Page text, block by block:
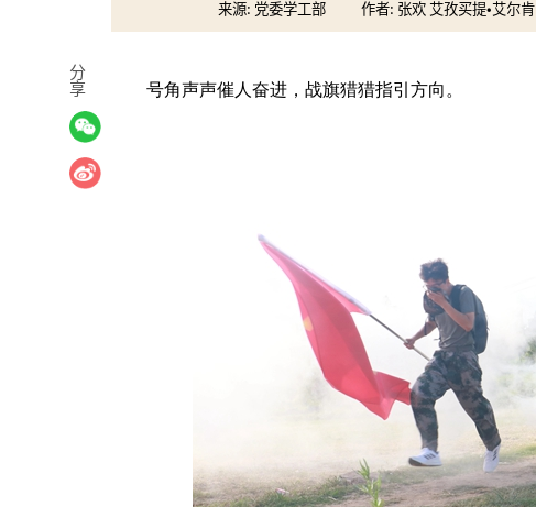
来源: 党委学工部 作者: 张欢 艾孜买提•艾尔肯
号角声声催人奋进，战旗猎猎指引方向。
分
享